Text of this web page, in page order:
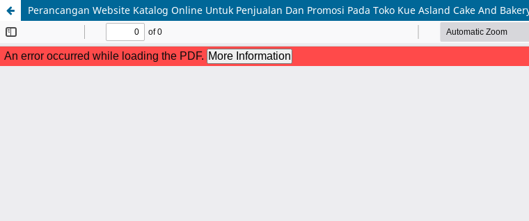
Perancangan Website Katalog Online Untuk Penjualan Dan Promosi Pada Toko Kue Asland Cake And